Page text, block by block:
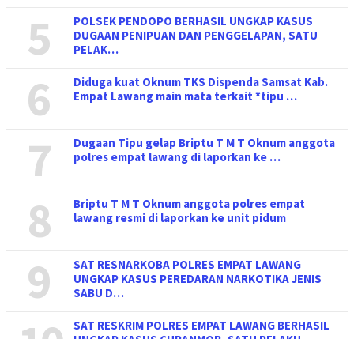
5
POLSEK PENDOPO BERHASIL UNGKAP KASUS
DUGAAN PENIPUAN DAN PENGGELAPAN, SATU
PELAK…
6
Diduga kuat Oknum TKS Dispenda Samsat Kab.
Empat Lawang main mata terkait *tipu …
7
Dugaan Tipu gelap Briptu T M T Oknum anggota
polres empat lawang di laporkan ke …
8
Briptu T M T Oknum anggota polres empat
lawang resmi di laporkan ke unit pidum
9
SAT RESNARKOBA POLRES EMPAT LAWANG
UNGKAP KASUS PEREDARAN NARKOTIKA JENIS
SABU D…
SAT RESKRIM POLRES EMPAT LAWANG BERHASIL